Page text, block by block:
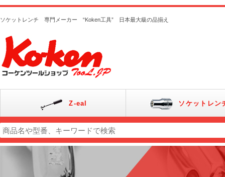
ソケットレンチ 専門メーカー “Koken工具” 日本最大級の品揃え
Z-eal ソケットレン